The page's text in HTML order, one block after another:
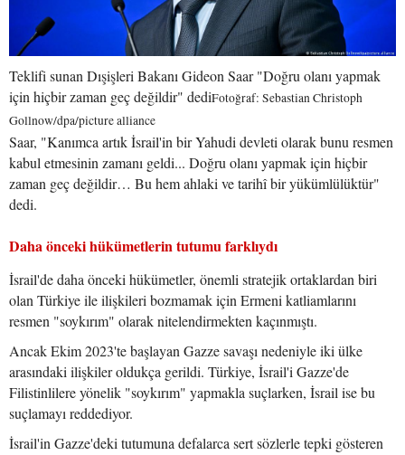
Teklifi sunan Dışişleri Bakanı Gideon Saar "Doğru olanı yapmak
için hiçbir zaman geç değildir" dediFotoğraf: Sebastian Christoph
Gollnow/dpa/picture alliance
Saar, "Kanımca artık İsrail'in bir Yahudi devleti olarak bunu resmen
kabul etmesinin zamanı geldi... Doğru olanı yapmak için hiçbir
zaman geç değildir… Bu hem ahlaki ve tarihî bir yükümlülüktür"
dedi.
Daha önceki hükümetlerin tutumu farklıydı
İsrail'de daha önceki hükümetler, önemli stratejik ortaklardan biri
olan Türkiye ile ilişkileri bozmamak için Ermeni katliamlarını
resmen "soykırım" olarak nitelendirmekten kaçınmıştı.
Ancak Ekim 2023'te başlayan Gazze savaşı nedeniyle iki ülke
arasındaki ilişkiler oldukça gerildi. Türkiye, İsrail'i Gazze'de
Filistinlilere yönelik "soykırım" yapmakla suçlarken, İsrail ise bu
suçlamayı reddediyor.
İsrail'in Gazze'deki tutumuna defalarca sert sözlerle tepki gösteren